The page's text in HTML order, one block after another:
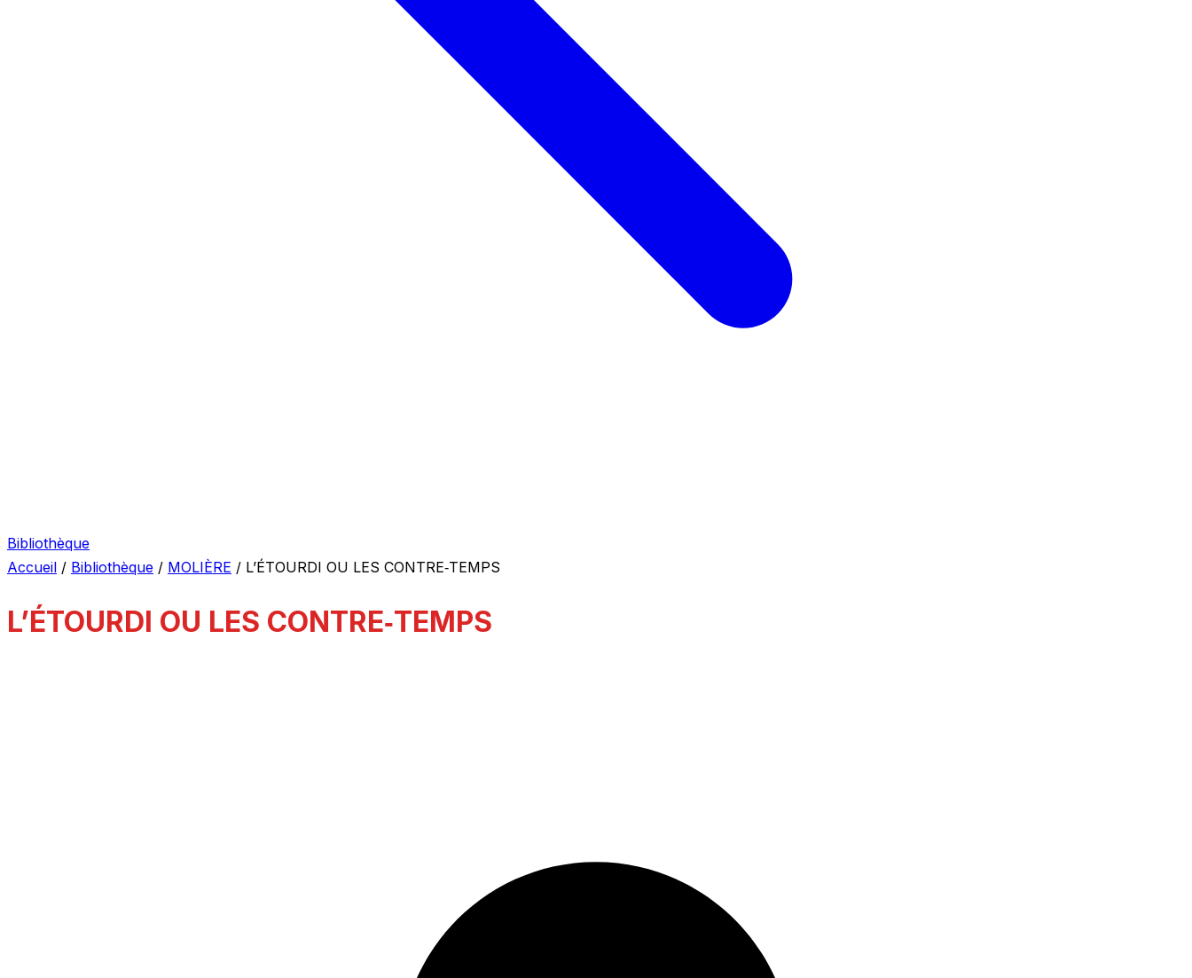
Bibliothèque
Accueil / Bibliothèque / MOLIÈRE / L’ÉTOURDI OU LES CONTRE‑TEMPS
L’ÉTOURDI OU LES CONTRE‑TEMPS